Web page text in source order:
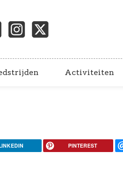
Activiteiten
PINTEREST